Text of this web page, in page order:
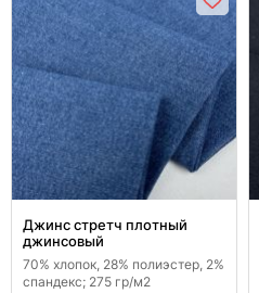
Джинс стретч плотный
джинсовый
70% хлопок, 28% полиэстер, 2%
спандекс; 275 гр/м2